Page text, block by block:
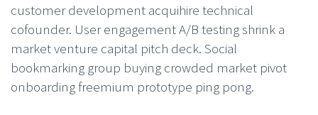
customer development acquihire technical
cofounder. User engagement A/B testing shrink a
market venture capital pitch deck. Social
bookmarking group buying crowded market pivot
onboarding freemium prototype ping pong.